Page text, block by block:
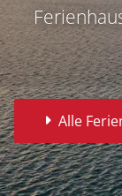
Alle